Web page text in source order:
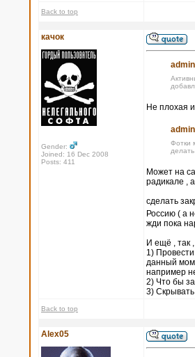
Back to top
качок
Gender:
Joined: 16 Dec 2008
Posts: 411
Не плохая
Фотки
Может на
радикале ,
сделать
Россию ( а
жди пока
И ещё , так
1)
данный
например
2) Что бы
3)
Back to top
Alex05